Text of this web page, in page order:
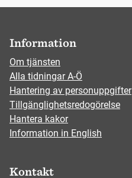
Information
Om tjänsten
Alla tidningar A-Ö
Hantering av personuppgifter
Tillgänglighetsredogörelse
Hantera kakor
Information in English
Kontakt